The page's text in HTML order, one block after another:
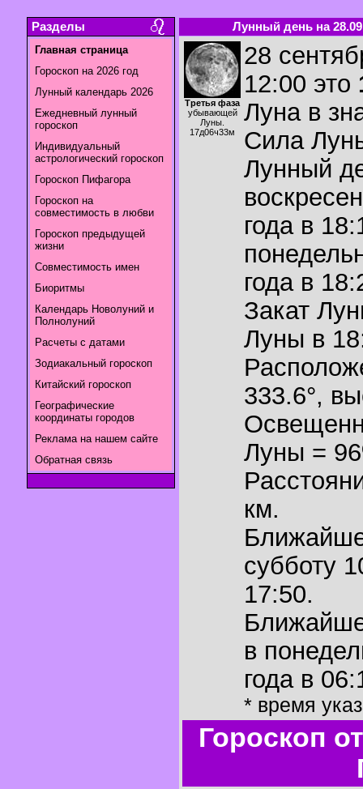
Разделы
Главная страница
Гороскоп на 2026 год
Лунный календарь 2026
Ежедневный лунный
гороскоп
Индивидуальный
астрологический гороскоп
Гороскоп Пифагора
Гороскоп на
совместимость в любви
Гороскоп предыдущей
жизни
Совместимость имен
Биоритмы
Календарь Новолуний и
Полнолуний
Расчеты с датами
Зодиакальный гороскоп
Китайский гороскоп
Географические
координаты городов
Реклама на нашем сайте
Обратная связь
Лунный день на
Третья фаза
убывающей
Луны.
17д06ч33м
28
12:00 это
Луна в
Сила
Лунный
года в
года в
Закат
Луны в
333.6°,
Луны =
км.
субботу
17:50.
в
года в
* время
Гороскоп